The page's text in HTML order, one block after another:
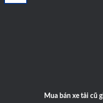
Mua bán xe tải cũ